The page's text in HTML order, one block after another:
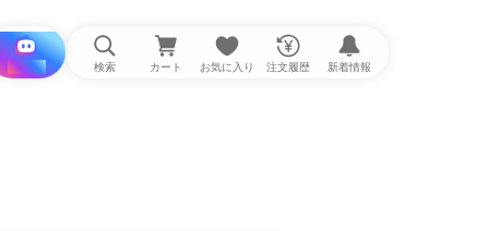
i と探す 検索 カート お気に入り 注文履歴 新着情報